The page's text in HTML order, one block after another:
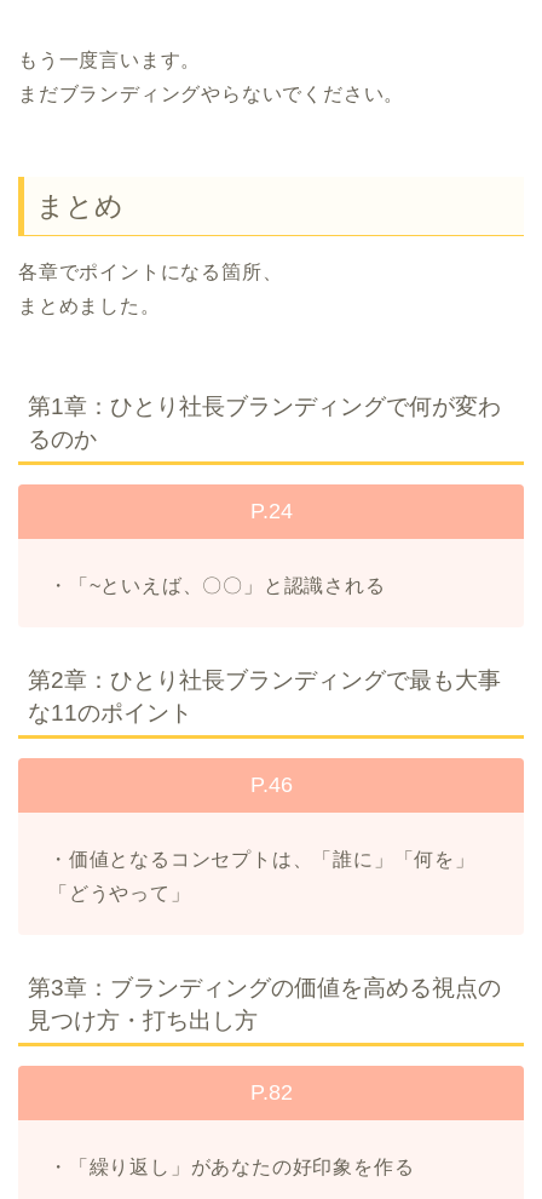
もう一度言います。
まだブランディングやらないでください。
まとめ
各章でポイントになる箇所、
まとめました。
第1章：ひとり社長ブランディングで何が変わ
るのか
P.24
・「~といえば、〇〇」と認識される
第2章：ひとり社長ブランディングで最も大事
な11のポイント
P.46
・価値となるコンセプトは、「誰に」「何を」
「どうやって」
第3章：ブランディングの価値を高める視点の
見つけ方・打ち出し方
P.82
・「繰り返し」があなたの好印象を作る